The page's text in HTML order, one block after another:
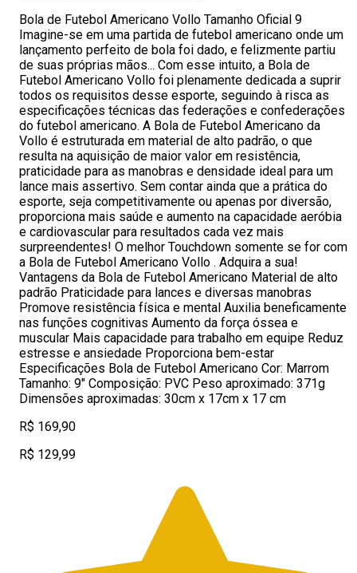
Bola de Futebol Americano Vollo Tamanho Oficial 9
Imagine-se em uma partida de futebol americano onde um
lançamento perfeito de bola foi dado, e felizmente partiu
de suas próprias mãos... Com esse intuito, a Bola de
Futebol Americano Vollo foi plenamente dedicada a suprir
todos os requisitos desse esporte, seguindo à risca as
especificações técnicas das federações e confederações
do futebol americano. A Bola de Futebol Americano da
Vollo é estruturada em material de alto padrão, o que
resulta na aquisição de maior valor em resistência,
praticidade para as manobras e densidade ideal para um
lance mais assertivo. Sem contar ainda que a prática do
esporte, seja competitivamente ou apenas por diversão,
proporciona mais saúde e aumento na capacidade aeróbia
e cardiovascular para resultados cada vez mais
surpreendentes! O melhor Touchdown somente se for com
a Bola de Futebol Americano Vollo . Adquira a sua!
Vantagens da Bola de Futebol Americano Material de alto
padrão Praticidade para lances e diversas manobras
Promove resistência física e mental Auxilia beneficamente
nas funções cognitivas Aumento da força óssea e
muscular Mais capacidade para trabalho em equipe Reduz
estresse e ansiedade Proporciona bem-estar
Especificações Bola de Futebol Americano Cor: Marrom
Tamanho: 9″ Composição: PVC Peso aproximado: 371g
Dimensões aproximadas: 30cm x 17cm x 17 cm
R$ 169,90
R$ 129,99